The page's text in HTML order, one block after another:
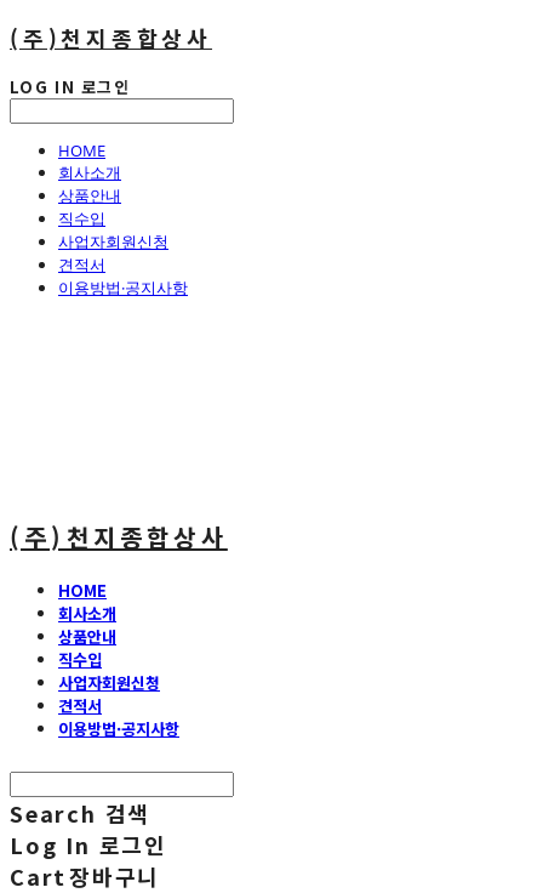
(주)천지종합상사
LOG IN 로그인
HOME
회사소개
상품안내
직수입
사업자회원신청
견적서
이용방법·공지사항
(주)천지종합상사
HOME
회사소개
상품안내
직수입
사업자회원신청
견적서
이용방법·공지사항
Search 검색
Log In 로그인
Cart장바구니